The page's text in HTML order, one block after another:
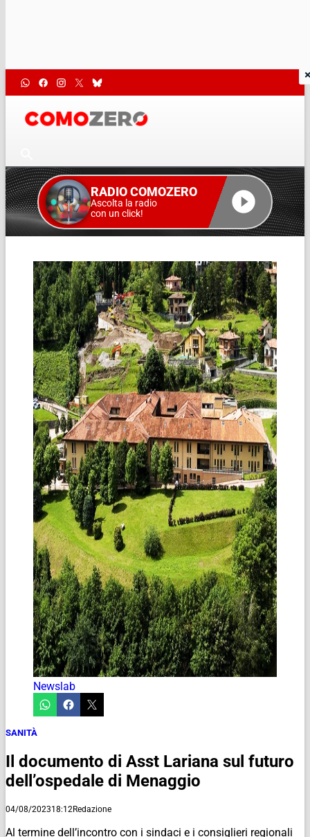
RADIO COMOZERO
Ascolta la radio
con un click!
Newslab
SANITÀ
Il documento di Asst Lariana sul futuro
dell’ospedale di Menaggio
04/08/202318:12Redazione
Al termine dell’incontro con i sindaci e i consiglieri regionali